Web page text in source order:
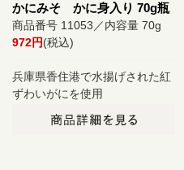
かにみそ かに身入り 70g瓶
商品番号 11053／内容量 70g
972円(税込)
兵庫県香住港で水揚げされた紅
ずわいがにを使用